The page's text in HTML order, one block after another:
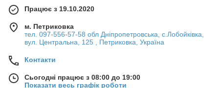
Працює з 19.10.2020
м. Петриковка
тел. 097-556-57-58 обл Дніпропетровська, с.Лобойківка,
вул. Центральна, 125 , Петриковка, Україна
Контакти
Сьогодні працює з 08:00 до 19:00
Показати весь графік роботи